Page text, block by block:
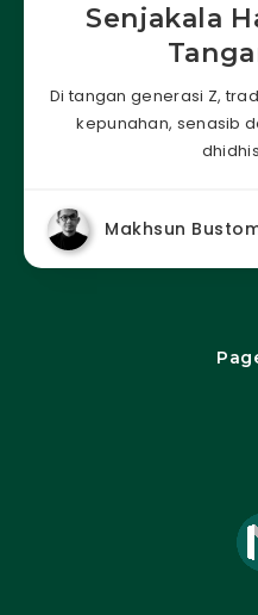
Senjakala
Di tangan generasi Z,
kepunahan, senasib
Makhsun